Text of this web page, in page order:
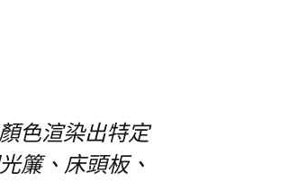
色渲染出特定
簾、床頭板、